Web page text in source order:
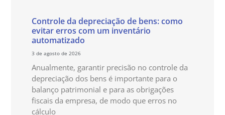
Controle da depreciação de bens: como
evitar erros com um inventário
automatizado
3 de agosto de 2026
Anualmente, garantir precisão no controle da
depreciação dos bens é importante para o
balanço patrimonial e para as obrigações
fiscais da empresa, de modo que erros no
cálculo